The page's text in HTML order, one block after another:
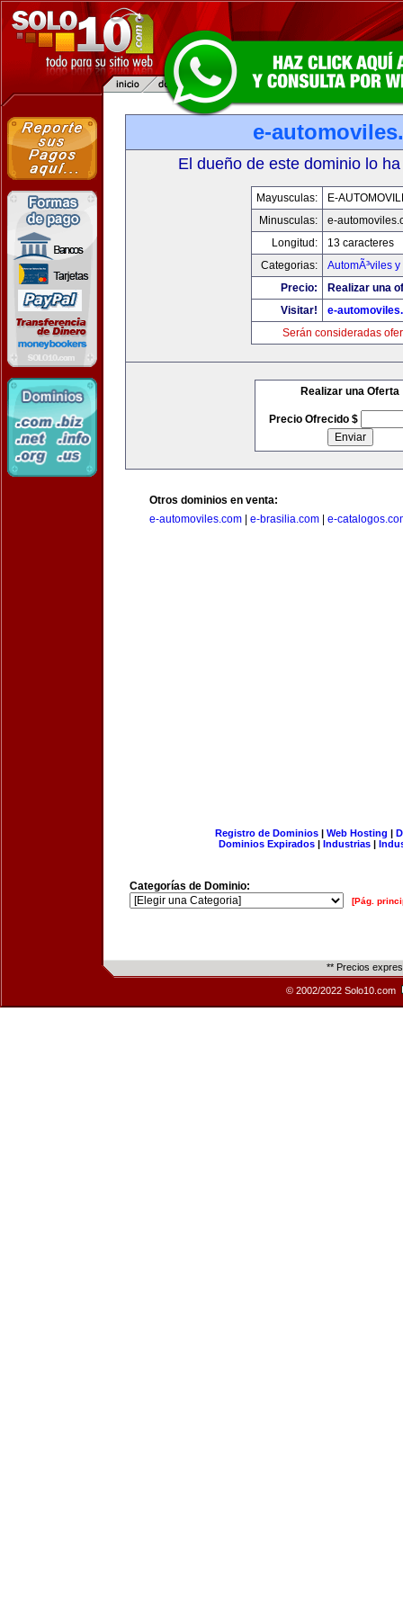
e-
El dueño de este dominio lo
Mayusculas:
E-
Minusculas:
e-
Longitud:
13 caracteres
Categorias:
AutomÃ³viles
Precio:
Realizar una
Visitar!
e-
Serán consideradas
Realizar una Oferta
Precio Ofrecido $
Otros dominios en venta:
e-automoviles.com
e-brasilia.com e-
Registro de Dominios| Web Hosting |
Dominios Expirados | Industrias |
Categorías de Dominio:
[Pág.
** Precios
© 2002/2022 Solo10.com